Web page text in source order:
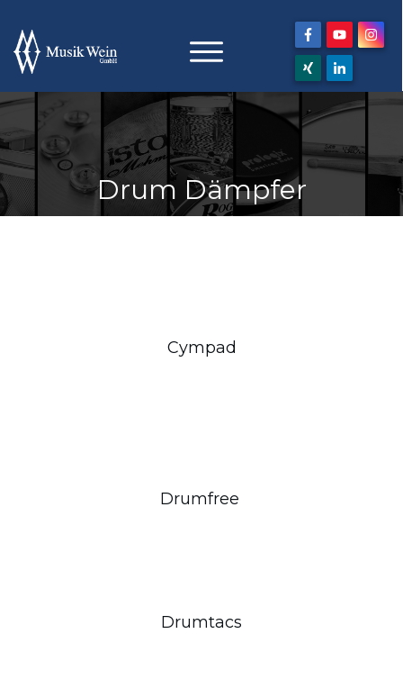
Drum Dämpfer
Cympad
Drumfree
Drumtacs